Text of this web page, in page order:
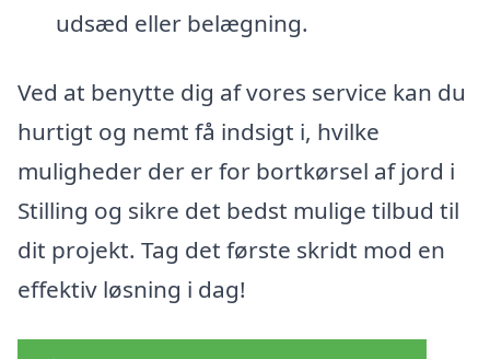
udsæd eller belægning.
Ved at benytte dig af vores service kan du
hurtigt og nemt få indsigt i, hvilke
muligheder der er for bortkørsel af jord i
Stilling og sikre det bedst mulige tilbud til
dit projekt. Tag det første skridt mod en
effektiv løsning i dag!